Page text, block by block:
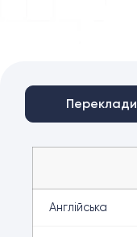
Переклади
Англійська